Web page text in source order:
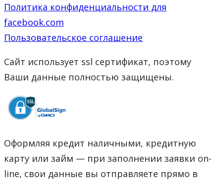
Политика конфиденциальности для
facebook.com
Пользовательское соглашение
Сайт использует ssl сертификат, поэтому
Ваши данные полностью защищены.
Оформляя кредит наличными, кредитную
карту или займ — при заполнении заявки on-
line, свои данные вы отправляете прямо в